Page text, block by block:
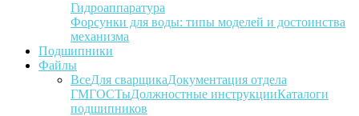
Гидроаппаратура
Форсунки для воды: типы моделей и достоинства
механизма
Подшипники
Файлы
ВсеДля сварщикаДокументация отдела
ГМГОСТыДолжностные инструкцииКаталоги
подшипников